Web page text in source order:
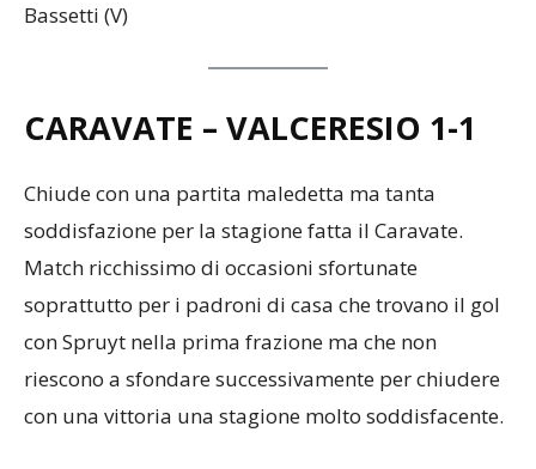
Bassetti (V)
CARAVATE – VALCERESIO 1-1
Chiude con una partita maledetta ma tanta
soddisfazione per la stagione fatta il Caravate.
Match ricchissimo di occasioni sfortunate
soprattutto per i padroni di casa che trovano il gol
con Spruyt nella prima frazione ma che non
riescono a sfondare successivamente per chiudere
con una vittoria una stagione molto soddisfacente.